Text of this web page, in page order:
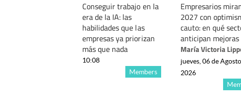
Conseguir trabajo en la
era de la IA: las
habilidades que las
empresas ya priorizan
más que nada
Members
10:08
Empresarios
2027 con
cauto: en qué
anticipan mejoras
María Victoria
jueves, 06 de
2026